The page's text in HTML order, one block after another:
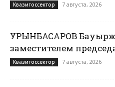
Квазигоссектор 7 августа, 2026
УРЫНБАСАРОВ
заместителем
Квазигоссектор 7 августа, 2026